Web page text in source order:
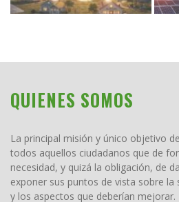
QUIENES SOMOS
La principal misión y único objetivo
todos aquellos ciudadanos que de
necesidad, y quizá la obligación, de
exponer sus puntos de vista sobre la
y los aspectos que deberían mejorar.